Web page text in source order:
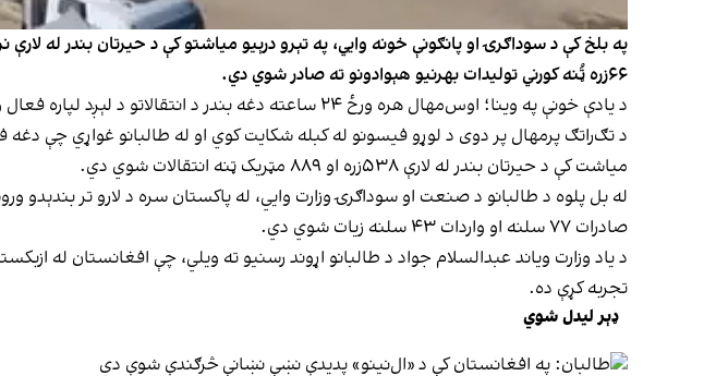
۶۶زره ټُنه کورني تولیدات بهرنیو هېوادونو ته صادر شوي دي.
د یادې خونې په وینا؛ اوس‌مهال هره ورځ ۲۴ ساعته دغه بندر
د تګ‌راتګ پرمهال پر دوی د لوړو فیسونو له کبله شکایت کوي او له طالبانو غواړي چې دغه
میاشت کې د حیرتان بندر له لارې ۵۳۸زره او ۸۸۹ مټریک ټنه انتقالات شوي‌ دي.
صادرات ۷۷ سلنه او واردات ۴۳ سلنه زیات شوي دي.
د یاد وزارت ویاند عبدالسلام جواد د طالبانو اړوند رسنیو ته ویلي، چې افغانستان له
تجربه کړې ده.
ډېر لیدل شوي